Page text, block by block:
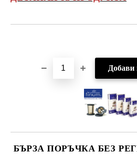
БЪРЗА ПОРЪЧКА БЕЗ